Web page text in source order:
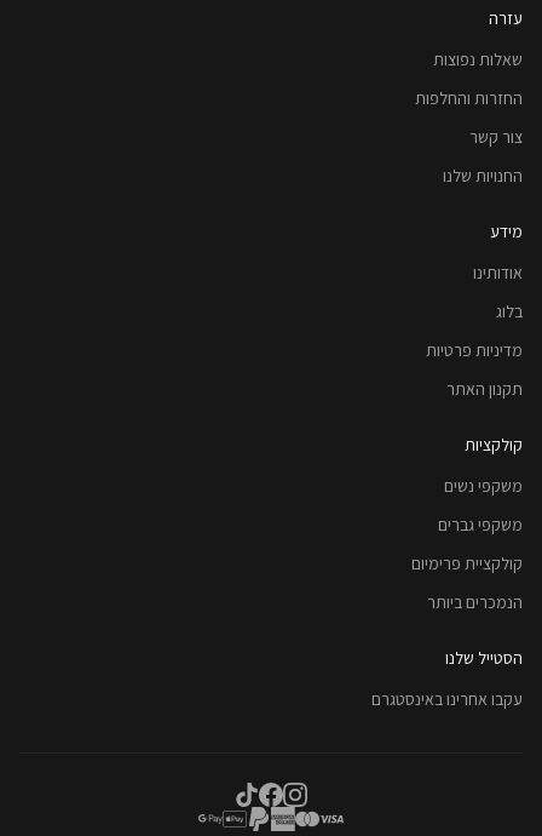
עזרה
שאלות נפוצות
החזרות והחלפות
צור קשר
החנויות שלנו
מידע
אודותינו
בלוג
מדיניות פרטיות
תקנון האתר
קולקציות
משקפי נשים
משקפי גברים
קולקציית פרימיום
הנמכרים ביותר
הסטייל שלנו
עקבו אחרינו באינסטגרם